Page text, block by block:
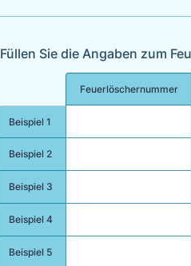
Füllen Sie die Angaben zum
Feuerlöschernummer
Beispiel 1
Beispiel 2
Beispiel 3
Beispiel 4
Beispiel 5